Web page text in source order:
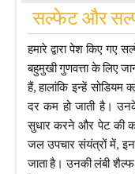
सल्फेट और
हमारे द्वारा पेश किए
बहुमुखी गुणवत्ता के लिए
हैं, हालांकि इन्हें सोडियम
दर कम हो जाती है।
सुधार करने और पेट की
जल उपचार संयंत्रों में,
जाता है। उनकी लंबी